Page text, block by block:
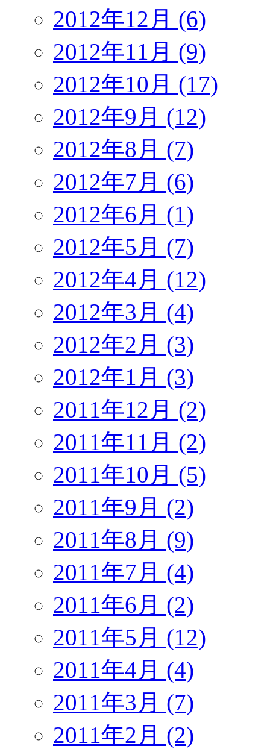
2012年12月 (6)
2012年11月 (9)
2012年10月 (17)
2012年9月 (12)
2012年8月 (7)
2012年7月 (6)
2012年6月 (1)
2012年5月 (7)
2012年4月 (12)
2012年3月 (4)
2012年2月 (3)
2012年1月 (3)
2011年12月 (2)
2011年11月 (2)
2011年10月 (5)
2011年9月 (2)
2011年8月 (9)
2011年7月 (4)
2011年6月 (2)
2011年5月 (12)
2011年4月 (4)
2011年3月 (7)
2011年2月 (2)